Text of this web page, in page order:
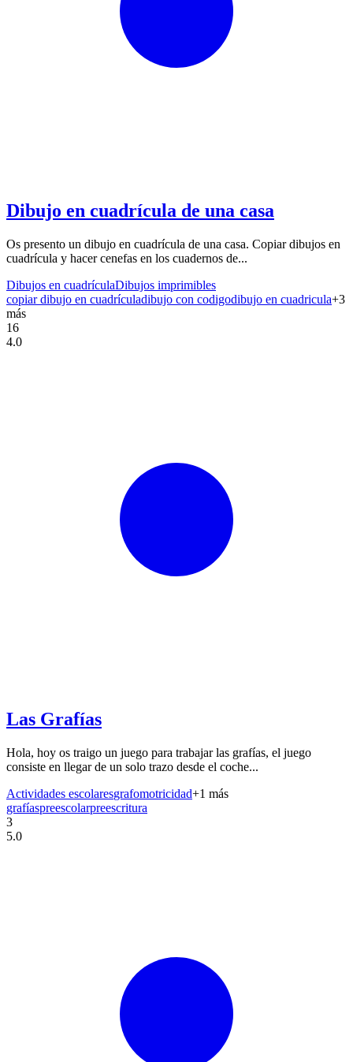
Dibujo en cuadrícula de una casa
Os presento un dibujo en cuadrícula de una casa. Copiar dibujos en
cuadrícula y hacer cenefas en los cuadernos de...
Dibujos en cuadrículaDibujos imprimibles
copiar dibujo en cuadrículadibujo con codigodibujo en cuadricula+3
más
16
4.0
Las Grafías
Hola, hoy os traigo un juego para trabajar las grafías, el juego
consiste en llegar de un solo trazo desde el coche...
Actividades escolaresgrafomotricidad+1 más
grafíaspreescolarpreescritura
3
5.0